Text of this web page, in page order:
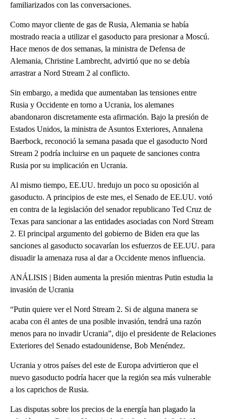
familiarizados con las conversaciones.
Como mayor cliente de gas de Rusia, Alemania se había
mostrado reacia a utilizar el gasoducto para presionar a Moscú.
Hace menos de dos semanas, la ministra de Defensa de
Alemania, Christine Lambrecht, advirtió que no se debía
arrastrar a Nord Stream 2 al conflicto.
Sin embargo, a medida que aumentaban las tensiones entre
Rusia y Occidente en torno a Ucrania, los alemanes
abandonaron discretamente esta afirmación. Bajo la presión de
Estados Unidos, la ministra de Asuntos Exteriores, Annalena
Baerbock, reconoció la semana pasada que el gasoducto Nord
Stream 2 podría incluirse en un paquete de sanciones contra
Rusia por su implicación en Ucrania.
Al mismo tiempo, EE.UU. hredujo un poco su oposición al
gasoducto. A principios de este mes, el Senado de EE.UU. votó
en contra de la legislación del senador republicano Ted Cruz de
Texas para sancionar a las entidades asociadas con Nord Stream
2. El principal argumento del gobierno de Biden era que las
sanciones al gasoducto socavarían los esfuerzos de EE.UU. para
disuadir la amenaza rusa al dar a Occidente menos influencia.
ANÁLISIS | Biden aumenta la presión mientras Putin estudia la
invasión de Ucrania
“Putin quiere ver el Nord Stream 2. Si de alguna manera se
acaba con él antes de una posible invasión, tendrá una razón
menos para no invadir Ucrania”, dijo el presidente de Relaciones
Exteriores del Senado estadounidense, Bob Menéndez.
Ucrania y otros países del este de Europa advirtieron que el
nuevo gasoducto podría hacer que la región sea más vulnerable
a los caprichos de Rusia.
Las disputas sobre los precios de la energía han plagado la